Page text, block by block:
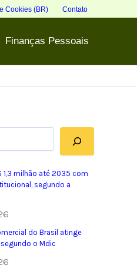
Cookies (BR) Contato
Finanças Pessoais
milhão até 2035 com
segundo a
do Brasil atinge
o Mdic